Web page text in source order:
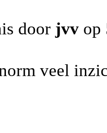
door jvv op
veel